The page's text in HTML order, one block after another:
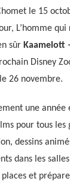
le 15
L’homme
sûr Kaamelott
Disney
26 novembre.
une année
pour tous les
dessins
dans les
places et